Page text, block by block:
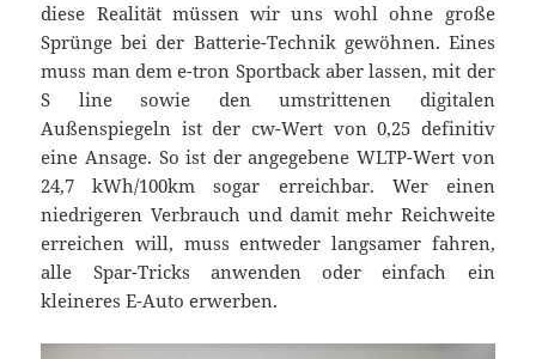
diese Realität müssen wir uns wohl ohne große
Sprünge bei der Batterie-Technik gewöhnen. Eines
muss man dem e-tron Sportback aber lassen, mit der
S line sowie den umstrittenen digitalen
Außenspiegeln ist der cw-Wert von 0,25 definitiv
eine Ansage. So ist der angegebene WLTP-Wert von
24,7 kWh/100km sogar erreichbar. Wer einen
niedrigeren Verbrauch und damit mehr Reichweite
erreichen will, muss entweder langsamer fahren,
alle Spar-Tricks anwenden oder einfach ein
kleineres E-Auto erwerben.